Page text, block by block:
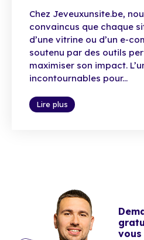
Chez Jeveuxunsite.be,
convaincus que chaque
d’une vitrine ou d’un e-
soutenu par des outils
maximiser son impact.
incontournables pour...
Lire plus
vous